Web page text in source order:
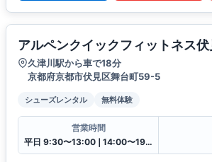
アルペンクイックフィットネス
久津川駅から車で18分
京都府京都市伏見区舞台町59-5
シューズレンタル 無料体験
営業時間
平日 9:30〜13:00❘14:00〜19:30土日祝 9:30〜13:00❘14:00〜18:00